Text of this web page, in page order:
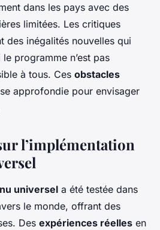
dans les pays avec des
limitées. Les critiques
des inégalités nouvelles qui
programme n’est pas
à tous. Ces obstacles
approfondie pour envisager
l’implémentation
universel a été testée dans
le monde, offrant des
Des expériences réelles en